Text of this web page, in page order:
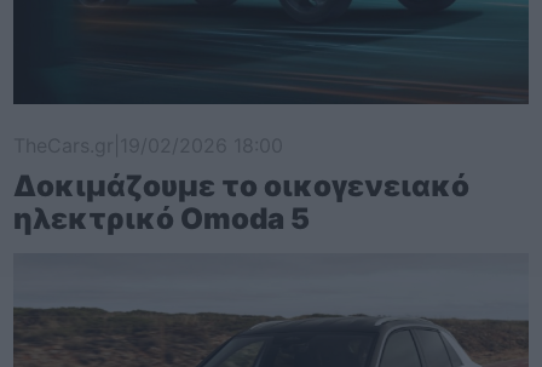
Δοκιμάζουμε το οικογενειακό
ηλεκτρικό Omoda 5